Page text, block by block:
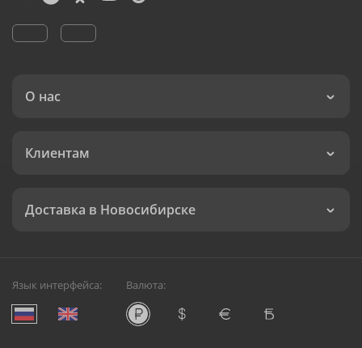
О нас
Клиентам
Доставка в Новосибирске
Язык интерфейса: Валюта: